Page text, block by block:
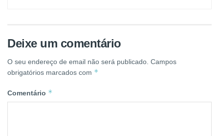
Deixe um comentário
O seu endereço de email não será publicado. Campos
obrigatórios marcados com *
Comentário *